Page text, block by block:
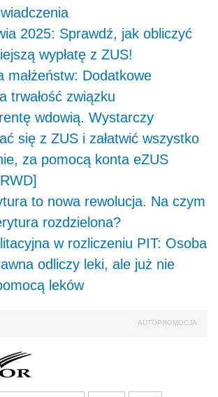
2025: Sprawdź, jak obliczyć
wypłatę z ZUS!
małżeństw: Dodatkowe
trwałość związku
wdowią. Wystarczy
się z ZUS i załatwić wszystko
za pomocą konta eZUS
to nowa rewolucja. Na czym
rozdzielona?
w rozliczeniu PIT: Osoba
odliczy leki, ale już nie
leków
AUTOPROMOCJA